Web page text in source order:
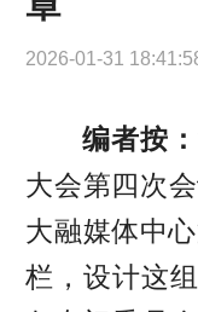
2026-01-31
编者按：
大会第四次
大融媒体中
栏，设计这